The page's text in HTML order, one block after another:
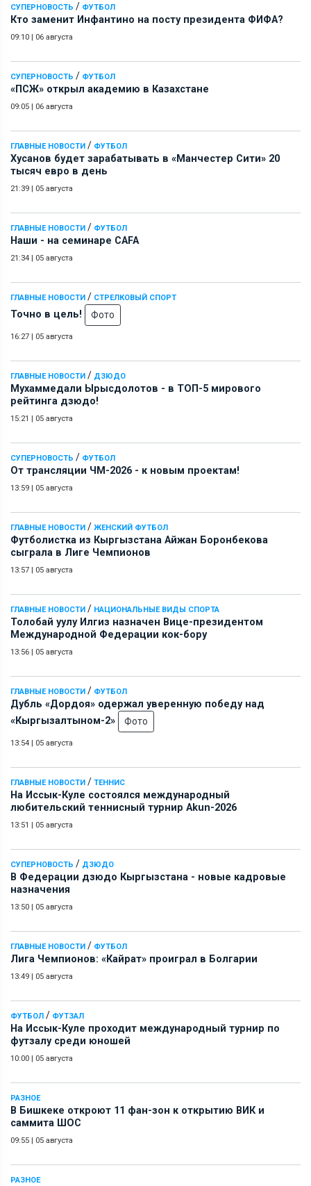
СУПЕРНОВОСТЬ / ФУТБОЛ
Кто заменит Инфантино на посту президента ФИФА?
09:10 06 августа
СУПЕРНОВОСТЬ / ФУТБОЛ
«ПСЖ» открыл академию в Казахстане
09:05 06 августа
ГЛАВНЫЕ НОВОСТИ / ФУТБОЛ
Хусанов будет зарабатывать в «Манчестер Сити» 20
тысяч евро в день
21:39 05 августа
ГЛАВНЫЕ НОВОСТИ / ФУТБОЛ
Наши - на семинаре СAFA
21:34 05 августа
ГЛАВНЫЕ НОВОСТИ / СТРЕЛКОВЫЙ СПОРТ
Точно в цель! Фото
16:27 05 августа
ГЛАВНЫЕ НОВОСТИ / ДЗЮДО
Мухаммедали Ырысдолотов - в ТОП-5 мирового
рейтинга дзюдо!
15:21 05 августа
СУПЕРНОВОСТЬ / ФУТБОЛ
От трансляции ЧМ-2026 - к новым проектам!
13:59 05 августа
ГЛАВНЫЕ НОВОСТИ / ЖЕНСКИЙ ФУТБОЛ
Футболистка из Кыргызстана Айжан Боронбекова
сыграла в Лиге Чемпионов
13:57 05 августа
ГЛАВНЫЕ НОВОСТИ / НАЦИОНАЛЬНЫЕ ВИДЫ СПОРТА
Толобай уулу Илгиз назначен Вице-президентом
Международной Федерации кок-бору
13:56 05 августа
ГЛАВНЫЕ НОВОСТИ / ФУТБОЛ
Дубль «Дордоя» одержал уверенную победу над
«Кыргызалтыном-2»
Фото
13:54 05 августа
ГЛАВНЫЕ НОВОСТИ / ТЕННИС
На Иссык-Куле состоялся международный
любительский теннисный турнир Akun-2026
13:51 05 августа
СУПЕРНОВОСТЬ / ДЗЮДО
В Федерации дзюдо Кыргызстана - новые кадровые
назначения
13:50 05 августа
ГЛАВНЫЕ НОВОСТИ / ФУТБОЛ
Лига Чемпионов: «Кайрат» проиграл в Болгарии
13:49 05 августа
ФУТБОЛ / ФУТЗАЛ
На Иссык-Куле проходит международный турнир по
футзалу среди юношей
10:00 05 августа
РАЗНОЕ
В Бишкеке откроют 11 фан-зон к открытию ВИК и
саммита ШОС
09:55 05 августа
РАЗНОЕ